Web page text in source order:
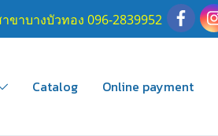
ขาบางบัวทอง 096-2839952
Catalog Online payment